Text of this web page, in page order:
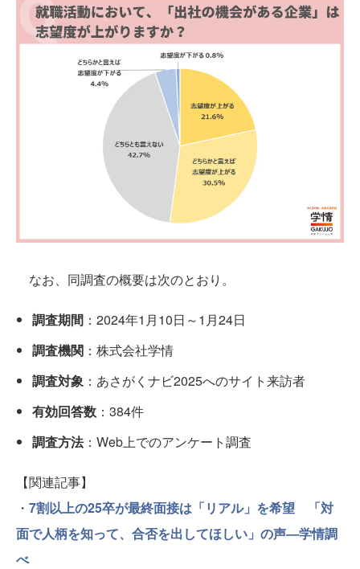
なお、同調査の概要は次のとおり。
調査期間 ：2024年1月10日～1月24日
調査機関 ：株式会社学情
調査対象 ：あさがくナビ2025へのサイト来訪者
有効回答数 ：384件
調査方法：Web上でのアンケート調査
【関連記事】
・ 7割以上の25卒が最終面接は「リアル」を希望 「対
面で人柄を知って、合否を出してほしい」の声—学情調
べ